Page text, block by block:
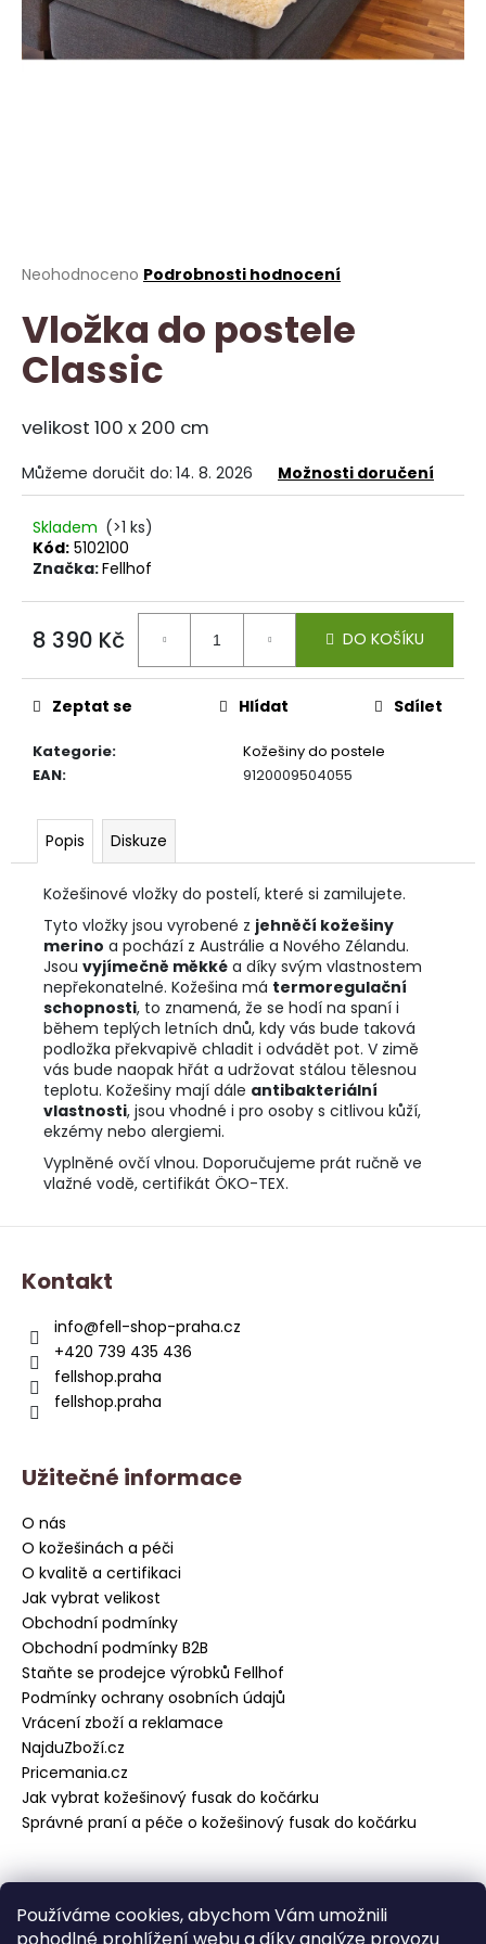
Používáme cookies, abychom Vám umožnili
Průměrné
produktu
je
0,0
z
hvězdiček.
Neohodnoceno Podrobnosti hodnocení
Vložka do postele
Classic
velikost 100 x 200 cm
Můžeme doručit do: 14. 8. 2026 Možnosti doručení
Skladem (>1 ks)
Kód: 5102100
Značka:Fellhof
8 390 Kč
cena:
DO KOŠÍKU
Kategorie:
Kožešiny do postele
EAN: 9120009504055
Zeptat se Hlídat Sdílet
Popis Diskuze
Kožešinové vložky do postelí, které si zamilujete.
Tyto vložky jsou vyrobené z jehněčí kožešiny
merino a pochází z Austrálie a Nového Zélandu.
Jsou vyjímečně měkké a díky svým vlastnostem
nepřekonatelné. Kožešina má termoregulační
schopnosti, to znamená, že se hodí na spaní i
během teplých letních dnů, kdy vás bude taková
podložka překvapivě chladit i odvádět pot. V zimě
vás bude naopak hřát a udržovat stálou tělesnou
teplotu. Kožešiny mají dále antibakteriální
vlastnosti, jsou vhodné i pro osoby s citlivou kůží,
ekzémy nebo alergiemi.
Vyplněné ovčí vlnou. Doporučujeme prát ručně ve
vlažné vodě, certifikát ÖKO-TEX.
a
j
D
o
o
r
u
č
e
e
ALPAKA
SNEAKER
CUT
389
Z
Kontakt
info@fell-shop-praha.cz
+420 739 435 436
fellshop.praha
fellshop.praha
Užitečné informace
O nás
O kožešinách a péči
O kvalitě a certifikaci
Jak vybrat velikost
Obchodní podmínky
Obchodní podmínky B2B
Staňte se prodejce výrobků Fellhof
Podmínky ochrany osobních údajů
Vrácení zboží a reklamace
NajduZboží.cz
Pricemania.cz
Jak vybrat kožešinový fusak do kočárku
Správné praní a péče o kožešinový fusak do kočárku
Přijímáme online platby